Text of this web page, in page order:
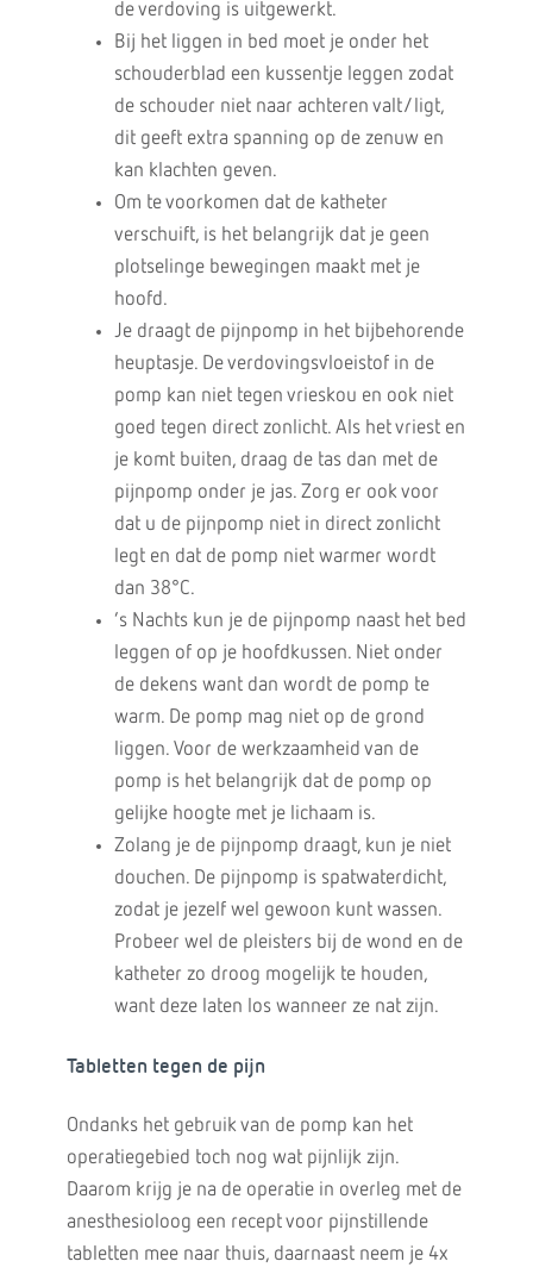
de verdoving is uitgewerkt.
Bij het liggen in bed moet je onder het
schouderblad een kussentje leggen zodat
de schouder niet naar achteren valt/ligt,
dit geeft extra spanning op de zenuw en
kan klachten geven.
Om te voorkomen dat de katheter
verschuift, is het belangrijk dat je geen
plotselinge bewegingen maakt met je
hoofd.
Je draagt de pijnpomp in het bijbehorende
heuptasje. De verdovingsvloeistof in de
pomp kan niet tegen vrieskou en ook niet
goed tegen direct zonlicht. Als het vriest en
je komt buiten, draag de tas dan met de
pijnpomp onder je jas. Zorg er ook voor
dat u de pijnpomp niet in direct zonlicht
legt en dat de pomp niet warmer wordt
dan 38°C.
’s Nachts kun je de pijnpomp naast het bed
leggen of op je hoofdkussen. Niet onder
de dekens want dan wordt de pomp te
warm. De pomp mag niet op de grond
liggen. Voor de werkzaamheid van de
pomp is het belangrijk dat de pomp op
gelijke hoogte met je lichaam is.
Zolang je de pijnpomp draagt, kun je niet
douchen. De pijnpomp is spatwaterdicht,
zodat je jezelf wel gewoon kunt wassen.
Probeer wel de pleisters bij de wond en de
katheter zo droog mogelijk te houden,
want deze laten los wanneer ze nat zijn.
Tabletten tegen de pijn
Ondanks het gebruik van de pomp kan het
operatiegebied toch nog wat pijnlijk zijn.
Daarom krijg je na de operatie in overleg met de
anesthesioloog een recept voor pijnstillende
tabletten mee naar thuis, daarnaast neem je 4x